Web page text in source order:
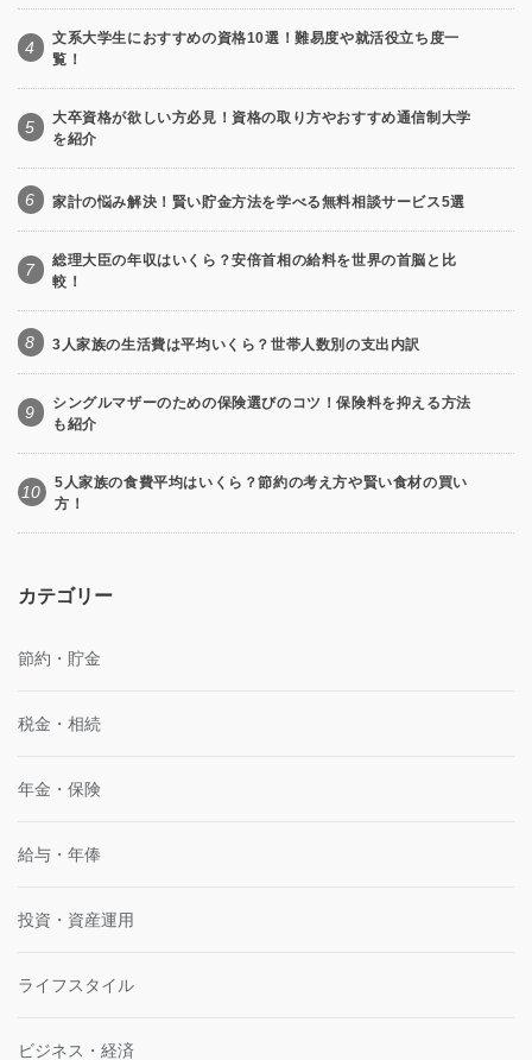
4
文系大学生におすすめの資格10選！難易度や就活役立ち度一
覧！
5
大卒資格が欲しい方必見！資格の取り方やおすすめ通信制大学
を紹介
6 家計の悩み解決！賢い貯金方法を学べる無料相談サービス5選
7
総理大臣の年収はいくら？安倍首相の給料を世界の首脳と比
較！
8 3人家族の生活費は平均いくら？世帯人数別の支出内訳
9
シングルマザーのための保険選びのコツ！保険料を抑える方法
も紹介
10
5人家族の食費平均はいくら？節約の考え方や賢い食材の買い
方！
カテゴリー
節約・貯金
税金・相続
年金・保険
給与・年俸
投資・資産運用
ライフスタイル
ビジネス・経済